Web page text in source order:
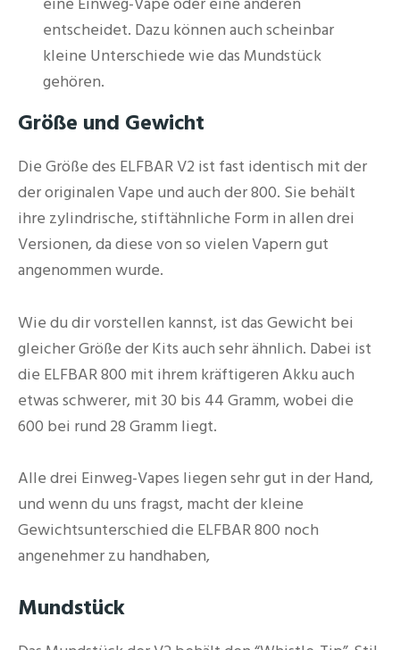
entscheidet. Dazu können auch scheinbar
kleine Unterschiede wie das Mundstück
gehören.
Größe und Gewicht
Die Größe des ELFBAR V2 ist fast identisch mit der
der originalen Vape und auch der 800. Sie behält
ihre zylindrische, stiftähnliche Form in allen drei
Versionen, da diese von so vielen Vapern gut
angenommen wurde.
Wie du dir vorstellen kannst, ist das Gewicht bei
gleicher Größe der Kits auch sehr ähnlich. Dabei ist
die ELFBAR 800 mit ihrem kräftigeren Akku auch
etwas schwerer, mit 30 bis 44 Gramm, wobei die
600 bei rund 28 Gramm liegt.
Alle drei Einweg-Vapes liegen sehr gut in der Hand,
und wenn du uns fragst, macht der kleine
Gewichtsunterschied die ELFBAR 800 noch
angenehmer zu handhaben,
Mundstück